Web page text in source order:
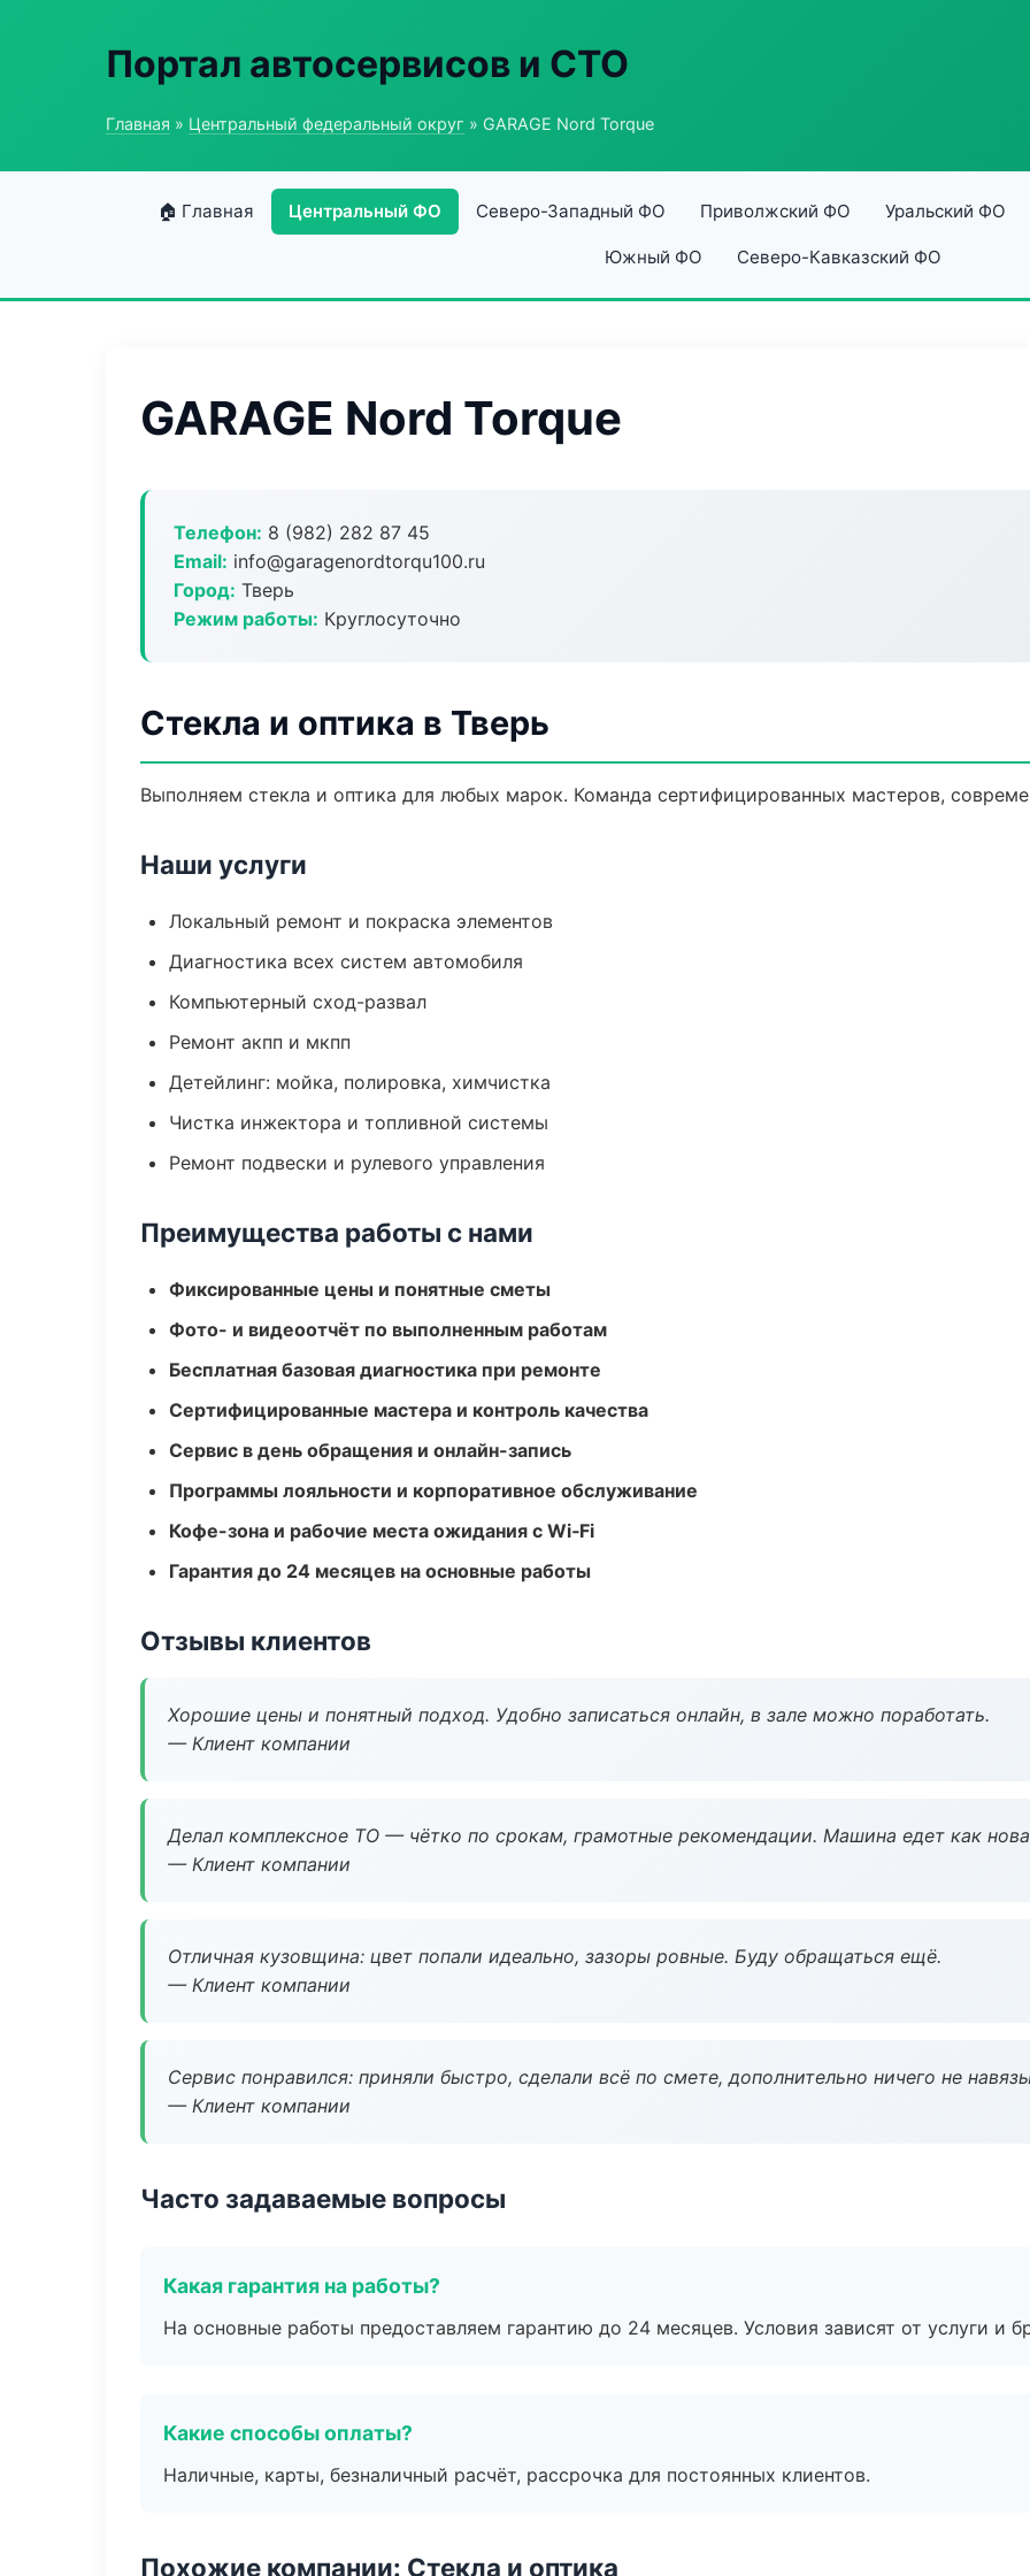
Портал автосервисов и СТО
Главная » Центральный федеральный округ » GARAGE Nord Torque
🏠 Главная Центральный ФО Северо-Западный ФО Приволжский ФО Уральский ФО
Южный ФО Северо-Кавказский ФО
GARAGE Nord Torque
Телефон: 8 (982) 282 87 45
Email: info@garagenordtorqu100.ru
Город: Тверь
Режим работы: Круглосуточно
Стекла и оптика в Тверь
Выполняем стекла и оптика для любых марок. Команда сертифицированных мастеров,
Наши услуги
Локальный ремонт и покраска элементов
Диагностика всех систем автомобиля
Компьютерный сход-развал
Ремонт акпп и мкпп
Детейлинг: мойка, полировка, химчистка
Чистка инжектора и топливной системы
Ремонт подвески и рулевого управления
Преимущества работы с нами
Фиксированные цены и понятные сметы
Фото- и видеоотчёт по выполненным работам
Бесплатная базовая диагностика при ремонте
Сертифицированные мастера и контроль качества
Сервис в день обращения и онлайн-запись
Программы лояльности и корпоративное обслуживание
Кофе-зона и рабочие места ожидания с Wi‑Fi
Гарантия до 24 месяцев на основные работы
Отзывы клиентов
Хорошие цены и понятный подход. Удобно записаться онлайн, в зале можно поработать.
— Клиент компании
Делал комплексное ТО — чётко по срокам, грамотные рекомендации. Машина едет как
— Клиент компании
Отличная кузовщина: цвет попали идеально, зазоры ровные. Буду обращаться ещё.
— Клиент компании
Сервис понравился: приняли быстро, сделали всё по смете, дополнительно ничего не
— Клиент компании
Часто задаваемые вопросы
Какая гарантия на работы?
На основные работы предоставляем гарантию до 24 месяцев. Условия зависят от услуги и
Какие способы оплаты?
Наличные, карты, безналичный расчёт, рассрочка для постоянных клиентов.
Похожие компании: Стекла и оптика